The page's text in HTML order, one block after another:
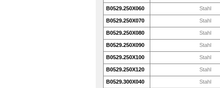
B0529.250X060 Stahl
B0529.250X070 Stahl
B0529.250X080 Stahl
B0529.250X090 Stahl
B0529.250X100 Stahl
B0529.250X120 Stahl
B0529.300X040 Stahl